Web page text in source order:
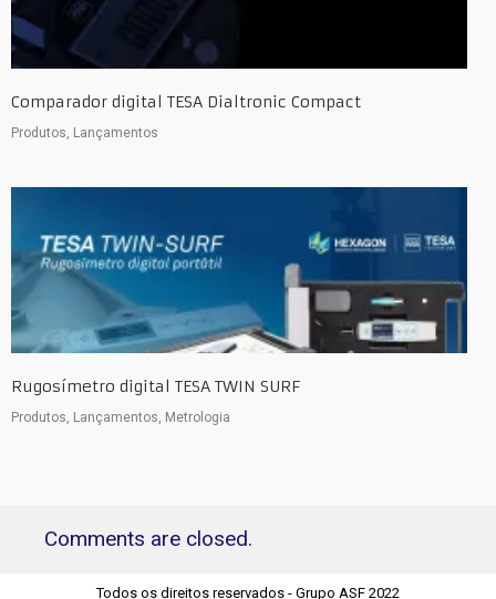
Comparador digital TESA Dialtronic Compact
Produtos, Lançamentos
Rugosímetro digital TESA TWIN SURF
Produtos, Lançamentos, Metrologia
Comments are closed.
Todos os direitos reservados - Grupo ASF 2022